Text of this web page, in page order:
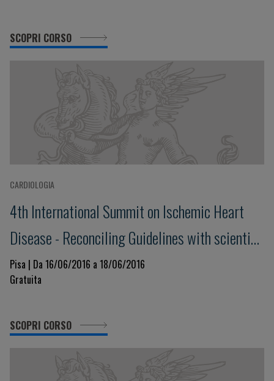
SCOPRI CORSO
CARDIOLOGIA
4th International Summit on Ischemic Heart
Disease - Reconciling Guidelines with scientific
evidence
Pisa | Da 16/06/2016 a 18/06/2016
Gratuita
SCOPRI CORSO